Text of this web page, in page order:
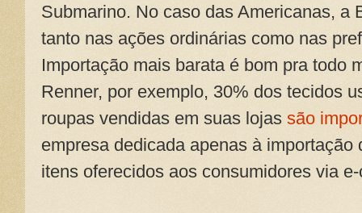
Submarino. No caso das Americanas, a
tanto nas ações ordinárias como nas
Importação mais barata é bom pra todo
Renner, por exemplo, 30% dos tecidos
roupas vendidas em suas lojas são
empresa dedicada apenas à
itens oferecidos aos consumidores via